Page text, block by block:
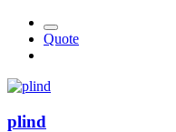
Quote
plind